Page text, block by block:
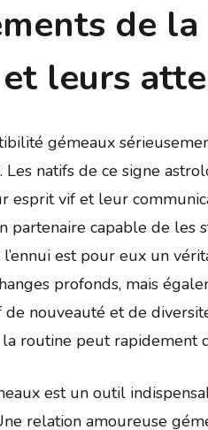
de
leurs
gémeaux
natifs de ce signe
esprit vif et leur
partenaire capable de
est pour eux un
profonds, mais
de nouveauté et de
routine peut rapidement
est un outil
relation amoureuse